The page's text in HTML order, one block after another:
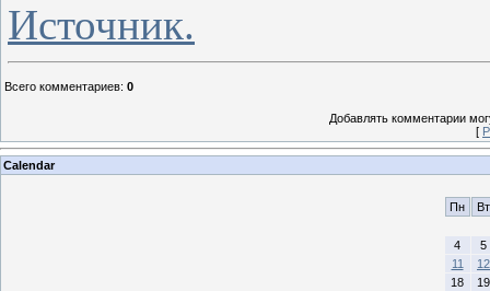
Источник.
Всего комментариев: 0
Добавлять комментарии
[
Calendar
Пн Вт
4
5
11
12
18
19